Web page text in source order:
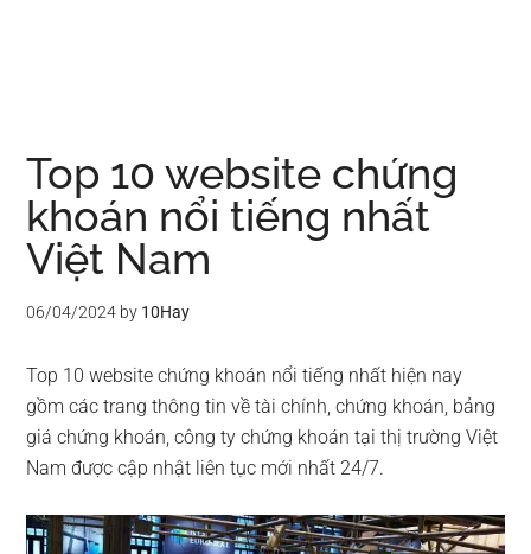
Top 10 website chứng
khoán nổi tiếng nhất
Việt Nam
06/04/2024 by 10Hay
Top 10 website chứng khoán nổi tiếng nhất hiện nay
gồm các trang thông tin về tài chính, chứng khoán, bảng
giá chứng khoán, công ty chứng khoán tại thị trường Việt
Nam được cập nhật liên tục mới nhất 24/7.